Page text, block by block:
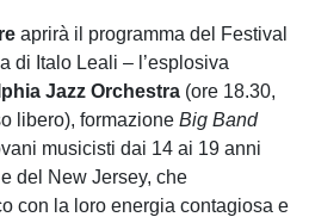
aprirà il programma del Festival
di Italo Leali – l’esplosiva
Jazz Orchestra (ore 18.30,
libero), formazioneBig Band
musicisti dai 14 ai 19 anni
del New Jersey, che
con la loro energia contagiosa e